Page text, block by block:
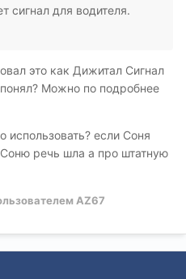
сигнал для водителя.
это как Дижитал Сигнал
Можно по подробнее
использовать? если Соня
речь шла а про штатную
AZ67